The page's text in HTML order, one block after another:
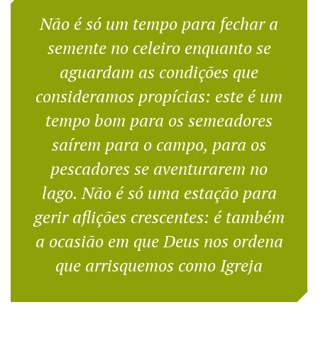
Não é só um tempo para fechar a
semente no celeiro enquanto se
aguardam as condições que
consideramos propícias: este é um
tempo bom para os semeadores
saírem para o campo, para os
pescadores se aventurarem no
lago. Não é só uma estação para
gerir aflições crescentes: é também
a ocasião em que Deus nos ordena
que arrisquemos como Igreja